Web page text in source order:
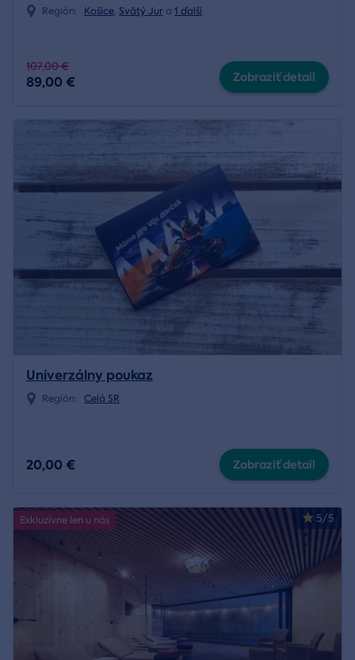
Región: Košice, Svätý Jur a 1 ďalší
107,00 €
89,00 € Zobraziť detail
Univerzálny poukaz
Región: Celá SR
20,00 € Zobraziť detail
5/5
Exkluzívne len u nás